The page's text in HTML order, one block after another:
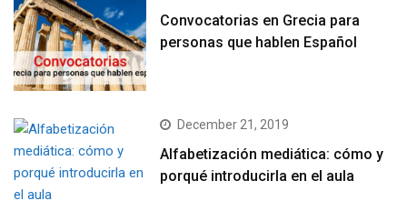
Convocatorias en Grecia para
personas que hablen Español
December 21, 2019
Alfabetización mediática: cómo y
porqué introducirla en el aula